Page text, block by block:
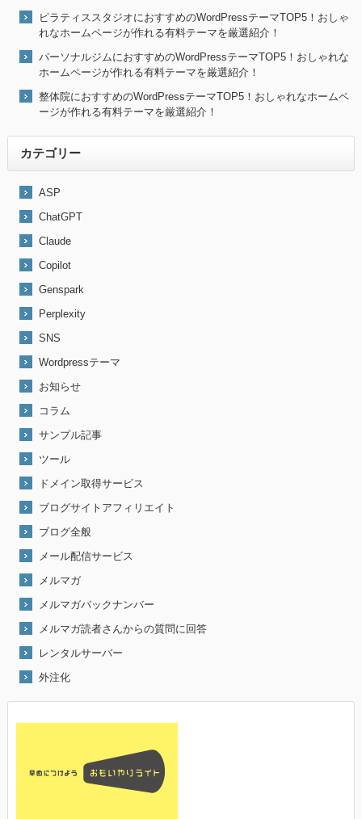
ピラティススタジオにおすすめのWordPressテーマTOP5！おしゃ
れなホームページが作れる有料テーマを厳選紹介！
パーソナルジムにおすすめのWordPressテーマTOP5！おしゃれな
ホームページが作れる有料テーマを厳選紹介！
整体院におすすめのWordPressテーマTOP5！おしゃれなホームペ
ージが作れる有料テーマを厳選紹介！
カテゴリー
ASP
ChatGPT
Claude
Copilot
Genspark
Perplexity
SNS
Wordpressテーマ
お知らせ
コラム
サンプル記事
ツール
ドメイン取得サービス
ブログサイトアフィリエイト
ブログ全般
メール配信サービス
メルマガ
メルマガバックナンバー
メルマガ読者さんからの質問に回答
レンタルサーバー
外注化